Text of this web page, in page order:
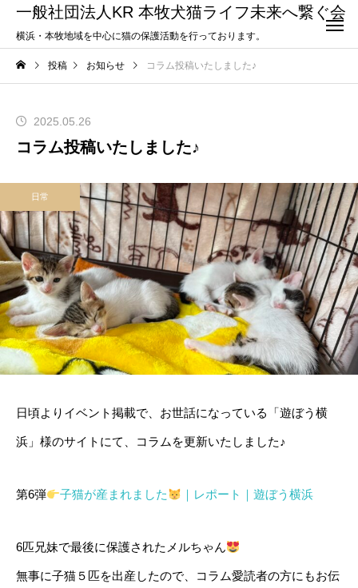
一般社団法人KR 本牧犬猫ライフ未来へ繋ぐ会
横浜・本牧地域を中心に猫の保護活動を行っております。
投稿 お知らせ コラム投稿いたしました♪
2025.05.26
コラム投稿いたしました♪
日常
日頃よりイベント掲載で、お世話になっている「遊ぼう横
浜」様のサイトにて、コラムを更新いたしました♪
第6弾 子猫が産まれました ｜レポート｜遊ぼう横浜
6匹兄妹で最後に保護されたメルちゃん
無事に子猫５匹を出産したので、コラム愛読者の方にもお伝